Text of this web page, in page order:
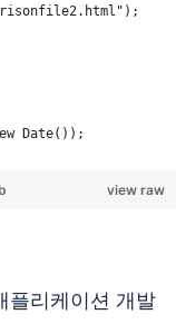
Date());
view raw
플리케이션 개발